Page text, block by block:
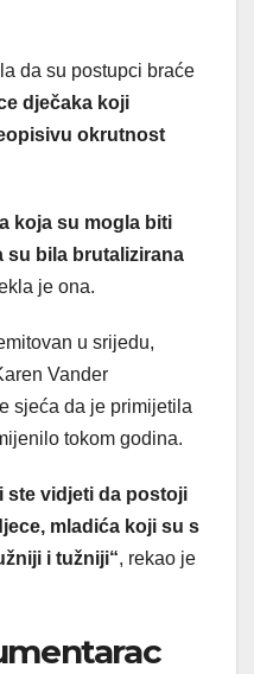
da su postupci braće
dječaka koji
okrutnost
koja su mogla biti
su bila brutalizirana
je ona.
u srijedu,
Vander
sjeća da je primijetila
tokom godina.
ste vidjeti da postoji
mladića koji su s
i tužniji“, rekao je